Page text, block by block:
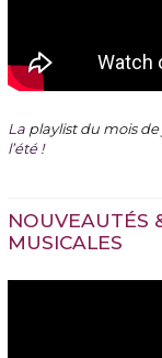
La playlist du mois
l’été !
NOUVEAUTÉS
MUSICALES